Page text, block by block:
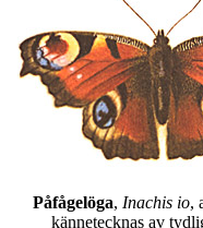
Påfågelöga, Inachis io,
kännetecknas av